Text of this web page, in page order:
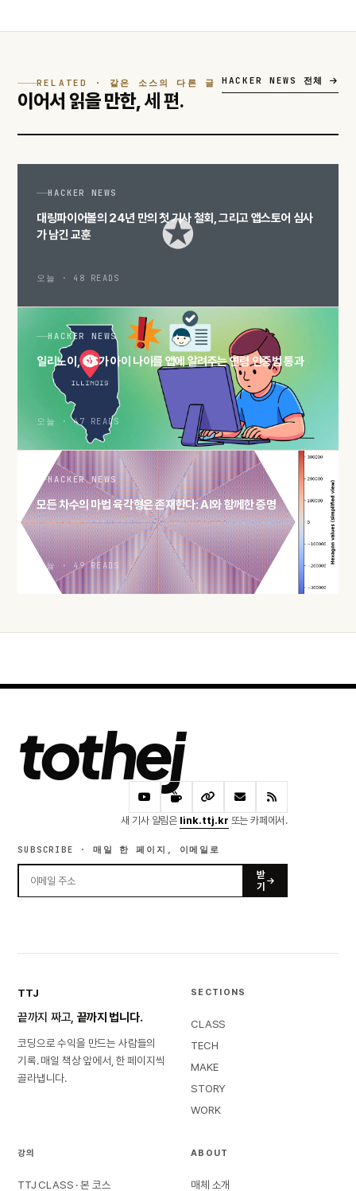
RELATED · 같은 소스의 다른 글
이어서 읽을 만한,세 편.
HACKER NEWS 전체
HACKER NEWS
대링파이어볼의 24년 만의 첫 기사 철회, 그리고 앱스토어 심사
가 남긴 교훈
오늘 · 48 READS
HACKER NEWS
일리노이, OS가 아이 나이를 앱에 알려주는 연령 인증법 통과
오늘 · 47 READS
HACKER NEWS
모든 차수의 마법 육각형은 존재한다: AI와 함께한 증명
오늘 · 49 READS
tothej
새 기사 알림은 link.ttj.kr 또는 카페에서.
SUBSCRIBE · 매일 한 페이지, 이메일로
받
기
TTJ
끝까지 짜고, 끝까지 법니다.
코딩으로 수익을 만드는 사람들의
기록. 매일 책상 앞에서, 한 페이지씩
골라냅니다.
SECTIONS
CLASS
TECH
MAKE
STORY
WORK
강의
TTJ CLASS · 본 코스
ABOUT
매체 소개